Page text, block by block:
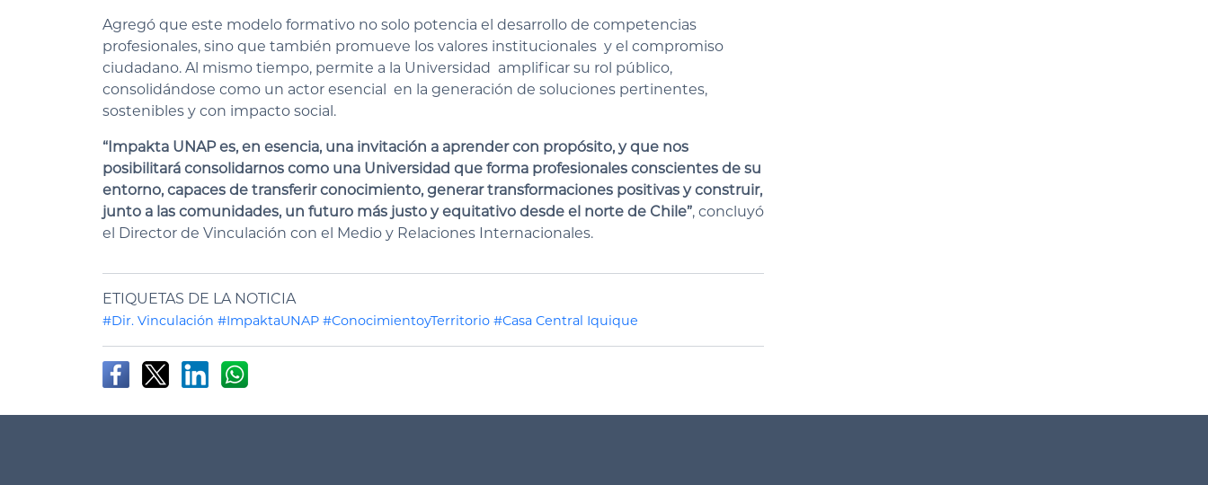
Agregó que este modelo formativo no solo potencia el desarrollo de competencias
profesionales, sino que también promueve los valores institucionales y el compromiso
ciudadano. Al mismo tiempo, permite a la Universidad amplificar su rol público,
consolidándose como un actor esencial en la generación de soluciones pertinentes,
sostenibles y con impacto social.
“Impakta UNAP es, en esencia, una invitación a aprender con propósito, y que nos
posibilitará consolidarnos como una Universidad que forma profesionales conscientes de su
entorno, capaces de transferir conocimiento, generar transformaciones positivas y construir,
junto a las comunidades, un futuro más justo y equitativo desde el norte de Chile”, concluyó
el Director de Vinculación con el Medio y Relaciones Internacionales.
ETIQUETAS DE LA NOTICIA
#Dir. Vinculación #ImpaktaUNAP #ConocimientoyTerritorio #Casa Central Iquique